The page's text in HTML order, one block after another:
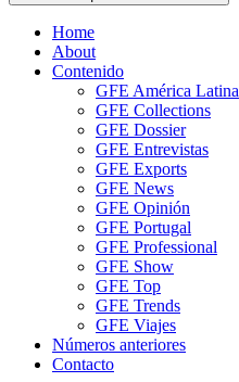
Home
About
Contenido
GFE América Latina
GFE Collections
GFE Dossier
GFE Entrevistas
GFE Exports
GFE News
GFE Opinión
GFE Portugal
GFE Professional
GFE Show
GFE Top
GFE Trends
GFE Viajes
Números anteriores
Contacto